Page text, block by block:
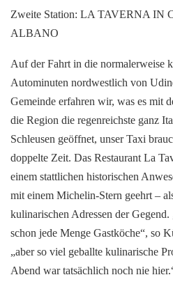
Zweite Station: LA TAVERNA IN
ALBANO
Auf der Fahrt in die normalerweise
Autominuten nordwestlich von
Gemeinde erfahren wir, was es mit
die Region die regenreichste ganz
Schleusen geöffnet, unser Taxi
doppelte Zeit. Das Restaurant La
einem stattlichen historischen
mit einem Michelin-Stern geehrt –
kulinarischen Adressen der
schon jede Menge Gastköche“, so
„aber so viel geballte kulinarische
Abend war tatsächlich noch nie